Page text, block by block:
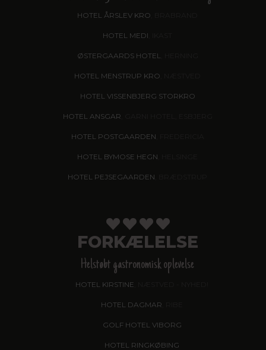
HOTEL ÅRSLEV KRO
HOTEL MEDI
ØSTERGAARDS HOTEL, HERNING
HOTEL MENSTRUP KRO
HOTEL VISSENBJERG STORKRO
HOTEL ANSGAR
HOTEL POSTGAARDEN
HOTEL BYMOSE HEGN
HOTEL PEJSEGAARDEN
FORKÆLELSE
Helstøbt gastronomisk oplevelse
HOTEL KIRSTINE
HOTEL DAGMAR
GOLF HOTEL VIBORG
HOTEL RINGKØBING